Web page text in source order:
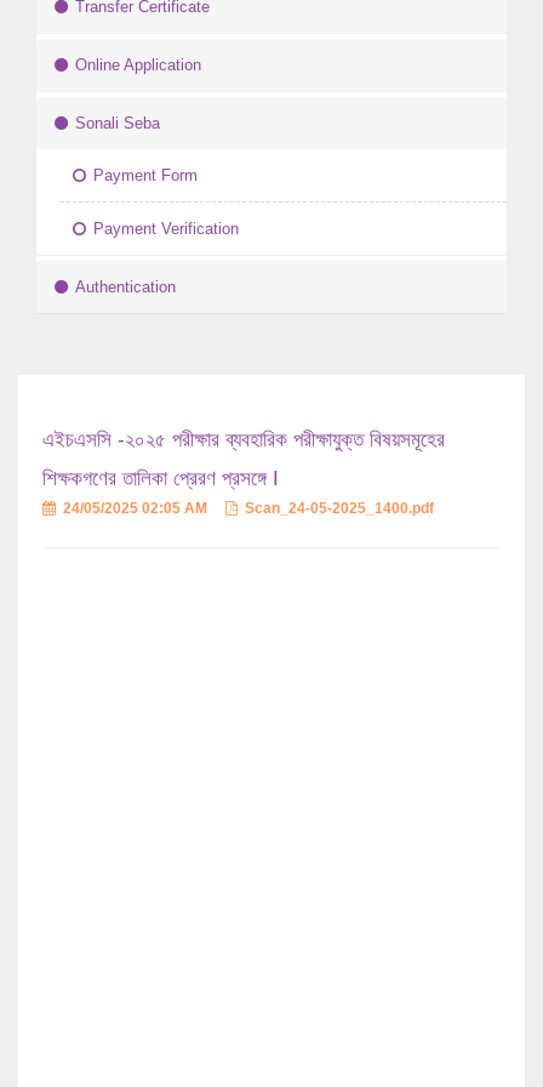
Transfer Certificate
Online Application
Sonali Seba
Payment Form
Payment Verification
Authentication
এইচএসসি -২০২৫ পরীক্ষার ব্যবহারিক পরীক্ষাযুক্ত বিষয়সমূহের
শিক্ষকগণের তালিকা প্রেরণ প্রসঙ্গে I
24/05/2025 02:05 AM Scan_24-05-2025_1400.pdf